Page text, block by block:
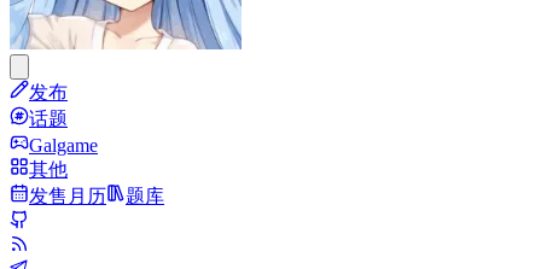
发布
话题
Galgame
其他
发售月历
题库